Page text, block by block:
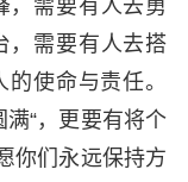
，需要有人去勇
，需要有人去搭
使命与责任。
“，更要有将个
你们永远保持方